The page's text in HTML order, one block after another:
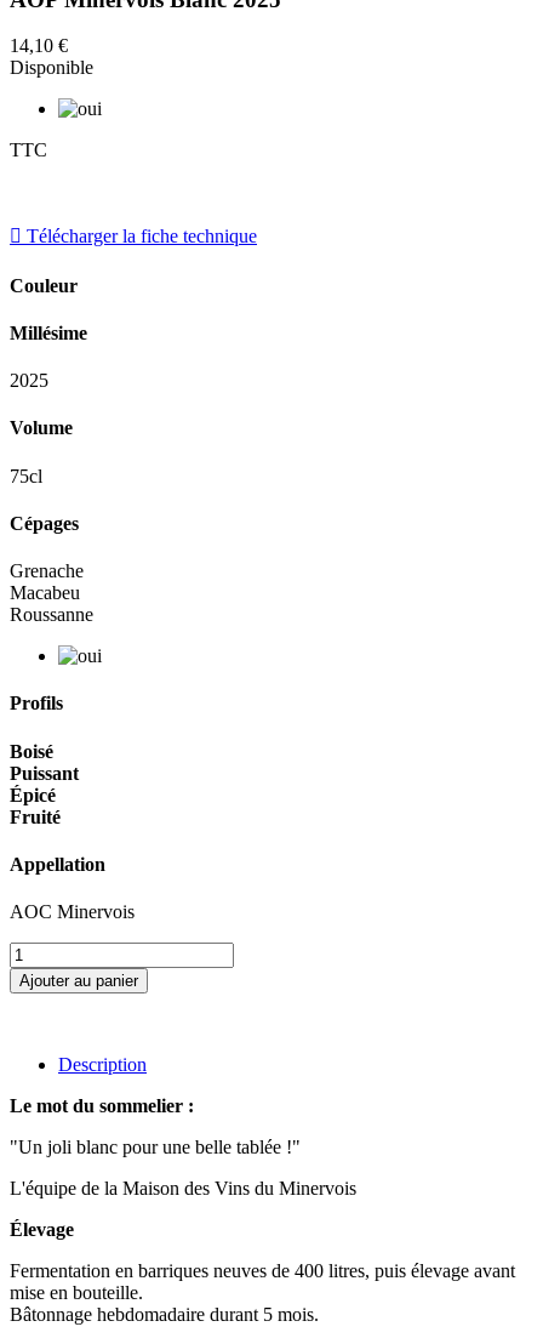
14,10 €
Disponible
TTC
 Télécharger la fiche technique
Couleur
Millésime
2025
Volume
75cl
Cépages
Grenache
Macabeu
Roussanne
Profils
Boisé
Puissant
Épicé
Fruité
Appellation
AOC Minervois
Ajouter au panier
Description
Le mot du sommelier :
"Un joli blanc pour une belle tablée !"
L'équipe de la Maison des Vins du Minervois
Élevage
Fermentation en barriques neuves de 400 litres, puis élevage avant
mise en bouteille.
Bâtonnage hebdomadaire durant 5 mois.